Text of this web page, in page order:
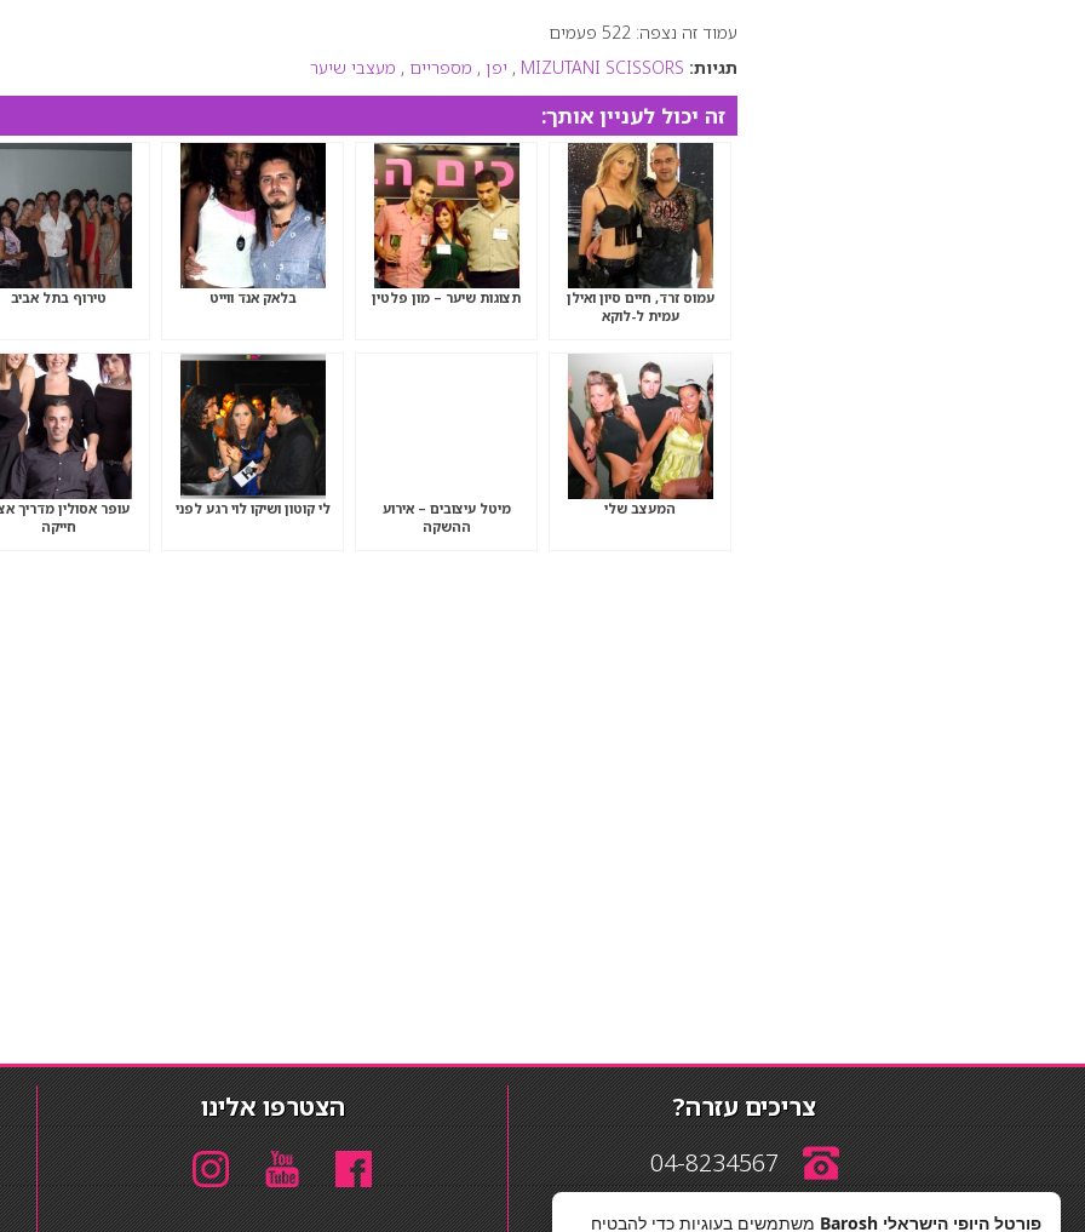
עמוד זה נצפה: 522 פעמים
תגיות: MIZUTANI SCISSORS
, יפן , מספריים , מעצבי שיער
זה יכול לעניין אותך:
עמוס זרד, חיים סיון ואילן
עמית ל-לוקא
תצוגות שיער – מון פלטין בלאק אנד ווייט טירוף בתל אביב
המעצב שלי
מיטל עיצובים – אירוע
ההשקה
לי קוטון ושיקו לוי רגע לפני
עופר אסולין מדריך
חייקה
צריכים עזרה?
04-8234567
הצטרפו אלינו
פורטל היופי הישראלי Barosh
משתמשים בעוגיות כדי להבטיח